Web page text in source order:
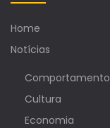
Home
Notícias
Comportamento
Cultura
Economia